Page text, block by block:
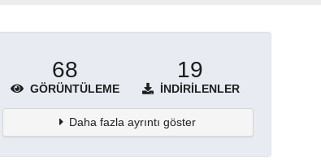
68
GÖRÜNTÜLEME
19
İNDIRILENLER
Daha fazla ayrıntı göster